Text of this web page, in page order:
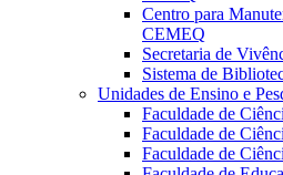
Centro para
CEMEQ
Secretaria de
Sistema de
Unidades de Ensino e
Faculdade de
Faculdade de
Faculdade de